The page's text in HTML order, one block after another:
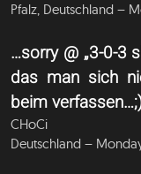
Pfalz, Deutschland –
…sorry @ „3-0-3
das man sich
beim
CHoCi
Deutschland –